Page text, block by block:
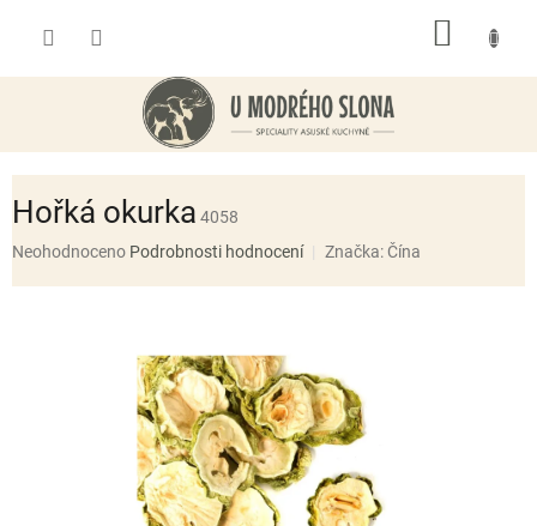
Hořká okurka 4058
Průměrné
Neohodnoceno Podrobnosti hodnocení Značka: Čína